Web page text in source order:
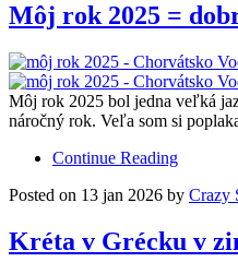
Môj rok 2025 =
Môj rok 2025 bol jedna veľká
náročný rok. Veľa som si
Continue Reading
Posted on 13 jan 2026 by Crazy
Kréta v Grécku v